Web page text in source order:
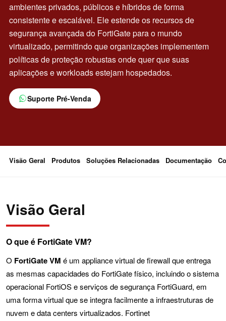
ambientes privados, públicos e híbridos de forma
consistente e escalável. Ele estende os recursos de
segurança avançada do FortiGate para o mundo
virtualizado, permitindo que organizações implementem
políticas de proteção robustas onde quer que suas
aplicações e workloads estejam hospedados.
Suporte Pré-Venda
Visão Geral Produtos Soluções Relacionadas Documentação
Visão Geral
O que é FortiGate VM?
O FortiGate VM é um appliance virtual de firewall que entrega
as mesmas capacidades do FortiGate físico, incluindo o sistema
operacional FortiOS e serviços de segurança FortiGuard, em
uma forma virtual que se integra facilmente a infraestruturas de
nuvem e data centers virtualizados. Fortinet